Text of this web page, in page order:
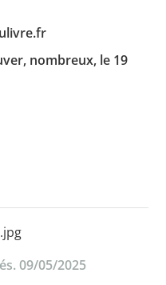
nombreux, le 19
09/05/2025